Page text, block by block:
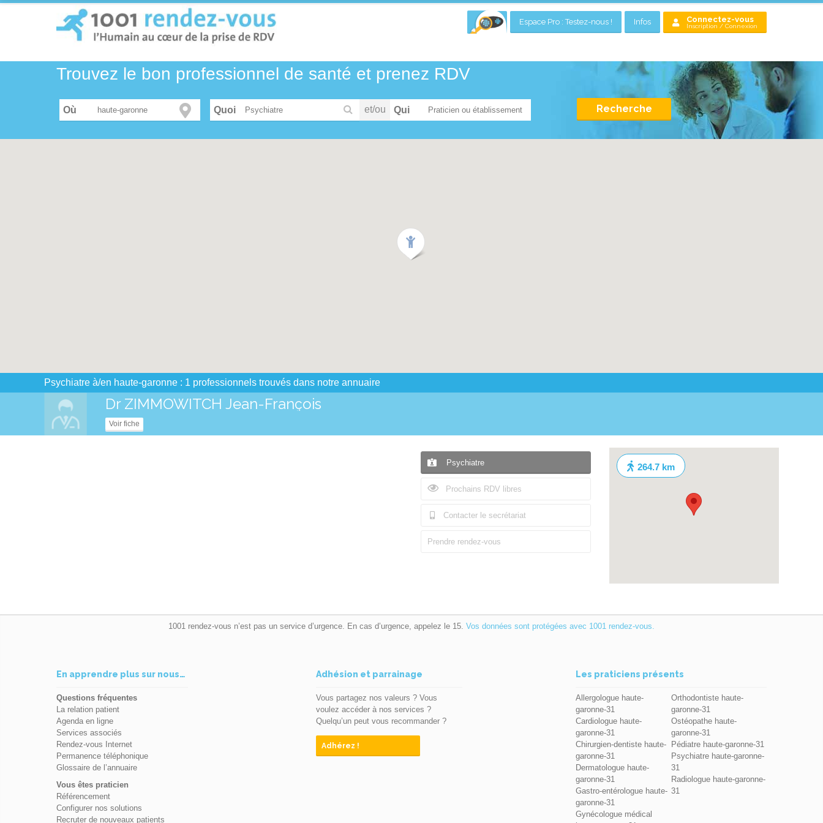
Espace Pro : Testez-nous ! Infos Connectez-vous
Inscription / Connexion
Trouvez le bon professionnel de santé et prenez RDV
Où Psychiatre et/ou Qui Recherche
Psychiatre à/en haute-garonne : 1 professionnels trouvés dans notre annuaire
Dr ZIMMOWITCH Jean-François
Voir fiche
Psychiatre
Prochains RDV libres
Contacter le secrétariat
Prendre rendez-vous
264.7 km
1001 rendez-vous n’est pas un service d’urgence. En cas d’urgence, appelez le 15. Vos données sont protégées avec 1001 rendez-vous.
En apprendre plus sur nous…
Questions fréquentes
La relation patient
Agenda en ligne
Services associés
Rendez-vous Internet
Permanence téléphonique
Glossaire de l’annuaire
Vous êtes praticien
Référencement
Configurer nos solutions
Recruter de nouveaux patients
Adhésion et parrainage
Vous partagez nos valeurs ? Vous
voulez accéder à nos services ?
Quelqu’un peut vous recommander ?
Adhérez !
Les praticiens présents
Allergologue haute-
garonne-31
Cardiologue haute-
garonne-31
Chirurgien-dentiste haute-
garonne-31
Dermatologue haute-
garonne-31
Gastro-entérologue haute-
garonne-31
Gynécologue médical
Orthodontiste haute-
garonne-31
Ostéopathe haute-
garonne-31
Pédiatre haute-garonne-31
Psychiatre haute-garonne-
31
Radiologue haute-garonne-
31